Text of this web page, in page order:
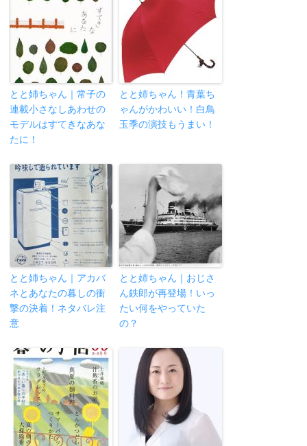
とと姉ちゃん｜常子の
連載小さなしあわせの
モデルはすてきなあな
たに！
とと姉ちゃん！青葉ち
ゃんがかわいい！白鳥
玉季の演技もうまい！
とと姉ちゃん｜アカバ
ネとあなたの暮しの衝
撃の決着！ネタバレ注
意
とと姉ちゃん｜おじさ
ん鉄郎が再登場！いっ
たい何をやっていた
の？